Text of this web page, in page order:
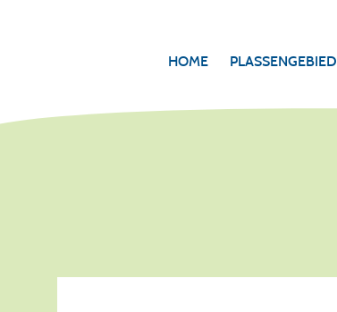
HOME PLASSENGEBIED